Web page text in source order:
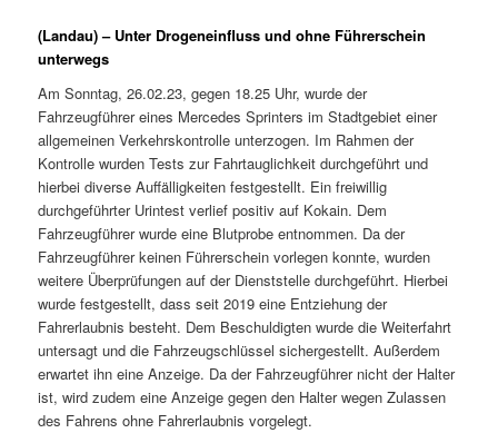
(Landau) – Unter Drogeneinfluss und ohne Führerschein
unterwegs
Am Sonntag, 26.02.23, gegen 18.25 Uhr, wurde der
Fahrzeugführer eines Mercedes Sprinters im Stadtgebiet einer
allgemeinen Verkehrskontrolle unterzogen. Im Rahmen der
Kontrolle wurden Tests zur Fahrtauglichkeit durchgeführt und
hierbei diverse Auffälligkeiten festgestellt. Ein freiwillig
durchgeführter Urintest verlief positiv auf Kokain. Dem
Fahrzeugführer wurde eine Blutprobe entnommen. Da der
Fahrzeugführer keinen Führerschein vorlegen konnte, wurden
weitere Überprüfungen auf der Dienststelle durchgeführt. Hierbei
wurde festgestellt, dass seit 2019 eine Entziehung der
Fahrerlaubnis besteht. Dem Beschuldigten wurde die Weiterfahrt
untersagt und die Fahrzeugschlüssel sichergestellt. Außerdem
erwartet ihn eine Anzeige. Da der Fahrzeugführer nicht der Halter
ist, wird zudem eine Anzeige gegen den Halter wegen Zulassen
des Fahrens ohne Fahrerlaubnis vorgelegt.